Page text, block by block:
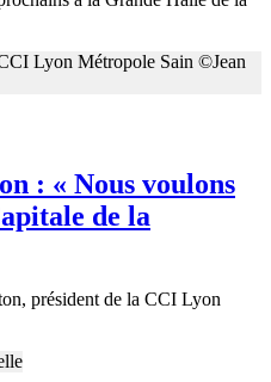
: « Nous voulons
de la
président de la CCI Lyon